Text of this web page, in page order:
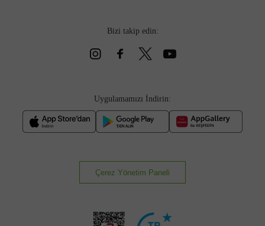
Bizi takip edin:
Uygulamamızı İndirin:
Çerez Yönetim Paneli